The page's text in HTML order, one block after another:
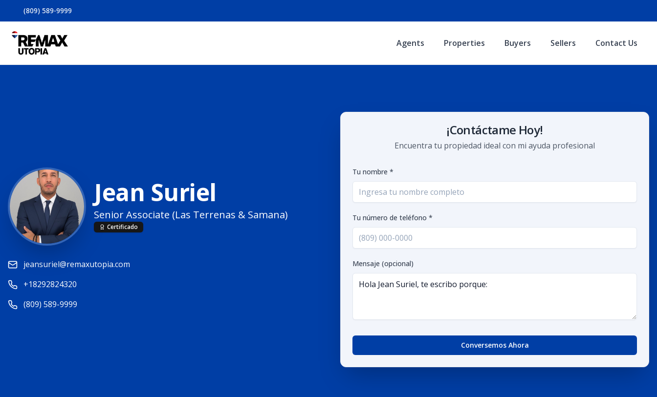
(809) 589-9999
Agents Properties Buyers Sellers Contact Us
Jean Suriel
Senior Associate (Las Terrenas & Samana)
Certificado
jeansuriel@remaxutopia.com
+18292824320
(809) 589-9999
¡Contáctame Hoy!
Encuentra tu propiedad ideal con mi ayuda profesional
Tu nombre *
Tu número de teléfono *
Mensaje (opcional)
Conversemos Ahora